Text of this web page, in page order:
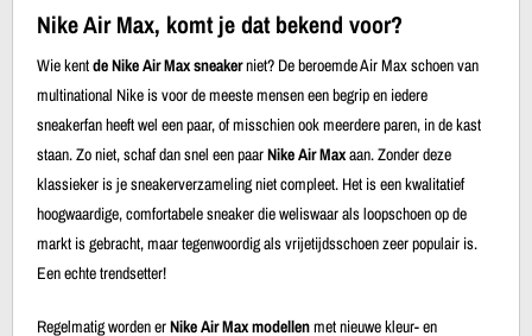
Nike Air Max, komt je dat bekend voor?
Wie kentde Nike Air Max sneakerniet? De beroemde Air Max schoen van
multinational Nike is voor de meeste mensen een begrip en iedere
sneakerfan heeft wel een paar, of misschien ook meerdere paren, in de kast
staan. Zo niet, schaf dan snel een paarNike Air Maxaan. Zonder deze
klassieker is je sneakerverzameling niet compleet. Het is een kwalitatief
hoogwaardige, comfortabele sneaker die weliswaar als loopschoen op de
markt is gebracht, maar tegenwoordig als vrijetijdsschoen zeer populair is.
Een echte trendsetter!
Regelmatig worden erNike Air Max modellenmet nieuwe kleur- en